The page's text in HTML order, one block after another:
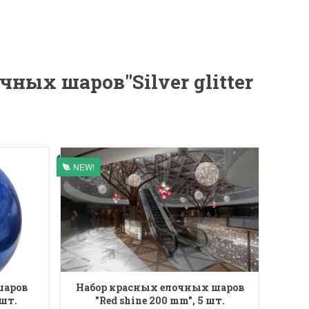
шаров"Silver glitter
NEW!
Набор красных елочных шаров
"Red shine 200 mm", 5 шт.